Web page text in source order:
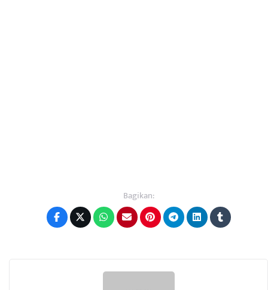
Bagikan: